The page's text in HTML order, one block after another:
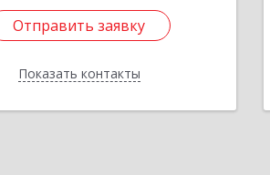
Отправить заявку
Показать контакты
Отправить заявку
Назад